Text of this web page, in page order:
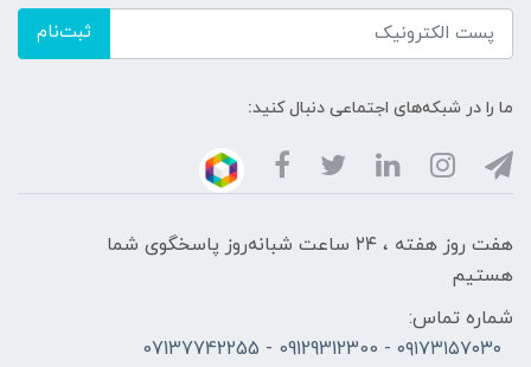
ثبت‌نام
ما را در شبکه‌های اجتماعی دنبال کنید:
هفت روز هفته ، ۲۴ ساعت شبانه‌روز پاسخگوی شما
هستیم
شماره تماس:
۰۹۱۷۳۱۵۷۰۳۰ - 09129312300 - 07137742255